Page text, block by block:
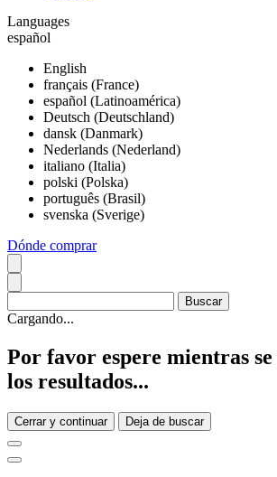
Languages
español
English
français (France)
español (Latinoamérica)
Deutsch (Deutschland)
dansk (Danmark)
Nederlands (Nederland)
italiano (Italia)
polski (Polska)
português (Brasil)
svenska (Sverige)
Dónde comprar
Cargando...
Por favor espere mientras
los resultados...
Cerrar y continuar Deja de buscar